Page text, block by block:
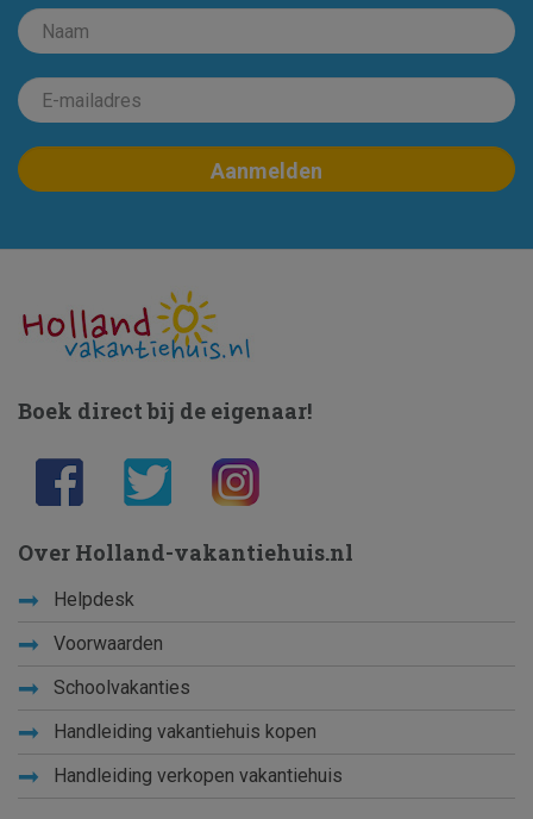
Boek direct bij de eigenaar!
Over Holland-vakantiehuis.nl
Helpdesk
Voorwaarden
Schoolvakanties
Handleiding vakantiehuis kopen
Handleiding verkopen vakantiehuis